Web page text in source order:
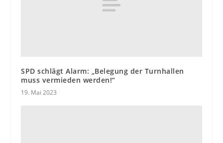
SPD schlägt Alarm: „Belegung der Turnhallen
muss vermieden werden!“
19. Mai 2023